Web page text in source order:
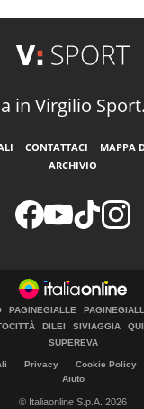
in Virgilio
CONTATTACI MAPPA
ARCHIVIO
PAGINEGIALLE
DILEI SIVIAGGIA
SUPEREVA
Privacy Cookie Policy
Aiuto
© Italiaonline S.p.A. 2026